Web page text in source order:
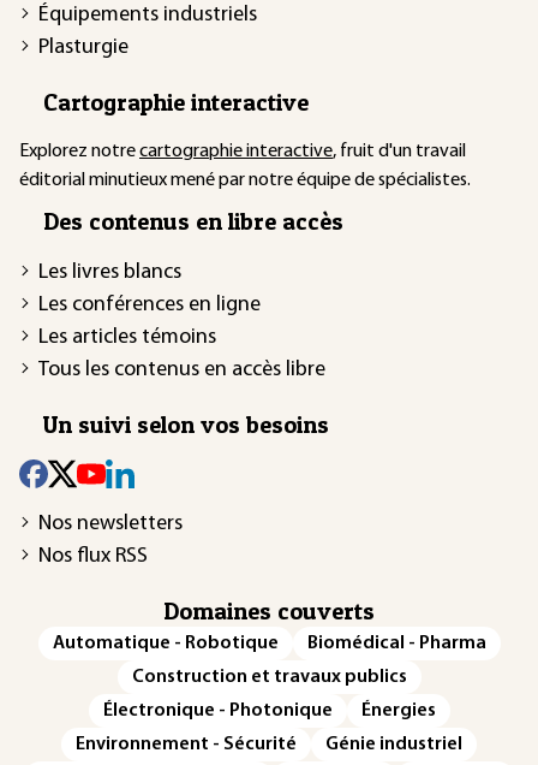
Équipements industriels
Plasturgie
Cartographie interactive
Explorez notrecartographie interactive, fruit d'un travail
éditorial minutieux mené par notre équipe de spécialistes.
Des contenus en libre accès
Les livres blancs
Les conférences en ligne
Les articles témoins
Tous les contenus en accès libre
Un suivi selon vos besoins
Nos newsletters
Nos flux RSS
Domaines couverts
Automatique - Robotique
Biomédical - Pharma
Construction et travaux publics
Électronique - Photonique
Énergies
Environnement - Sécurité
Génie industriel